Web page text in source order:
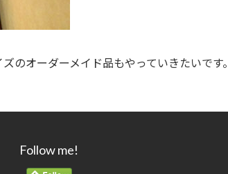
のオーダーメイド品もやっていきたいです。
Follow me!